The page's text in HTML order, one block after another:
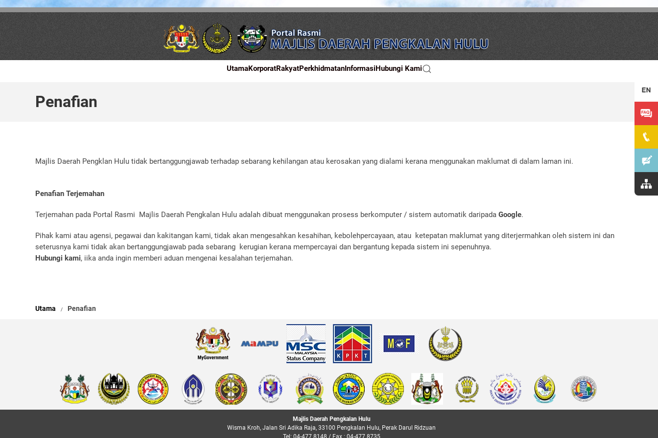
UtamaKorporatRakyatPerkhidmatanInformasiHubungi Kami
Penafian
Majlis Daerah Pengklan Hulu tidak bertanggungjawab terhadap sebarang kehilangan atau kerosakan yang dialami kerana menggunakan maklumat di dalam laman ini.
Penafian Terjemahan
Terjemahan pada Portal Rasmi Majlis Daerah Pengkalan Hulu adalah dibuat menggunakan prosess berkomputer / sistem automatik daripada Google.
Pihak kami atau agensi, pegawai dan kakitangan kami, tidak akan mengesahkan kesahihan, kebolehpercayaan, atau ketepatan maklumat yang diterjermahkan oleh sistem ini dan
seterusnya kami tidak akan bertanggungjawab pada sebarang kerugian kerana mempercayai dan bergantung kepada sistem ini sepenuhnya.
Hubungi kami, iika anda ingin memberi aduan mengenai kesalahan terjemahan.
Utama Penafian
Majlis Daerah Pengkalan Hulu
Wisma Kroh, Jalan Sri Adika Raja, 33100 Pengkalan Hulu, Perak Darul Ridzuan
Tel: 04-477 8148 / Fax : 04-477 8735